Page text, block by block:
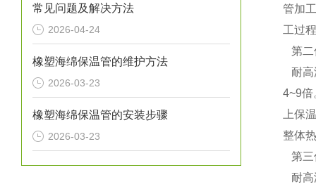
常见问题及解决方法
2026-04-24
橡塑海绵保温管的维护方法
2026-03-23
橡塑海绵保温管的安装步骤
2026-03-23
管加
工过
第二
耐高
4~9倍
上保
整体
第三
耐高